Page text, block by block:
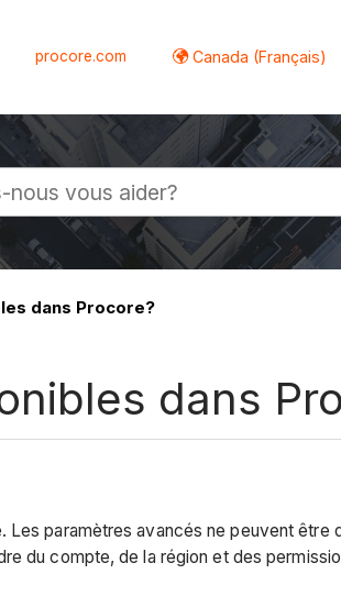
procore.com Canada (Français)
dans Procore?
dans
paramètres avancés ne peuvent
du compte, de la région et des